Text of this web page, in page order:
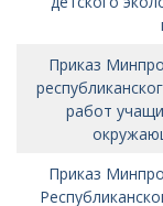
Приказ
работ
Приказ